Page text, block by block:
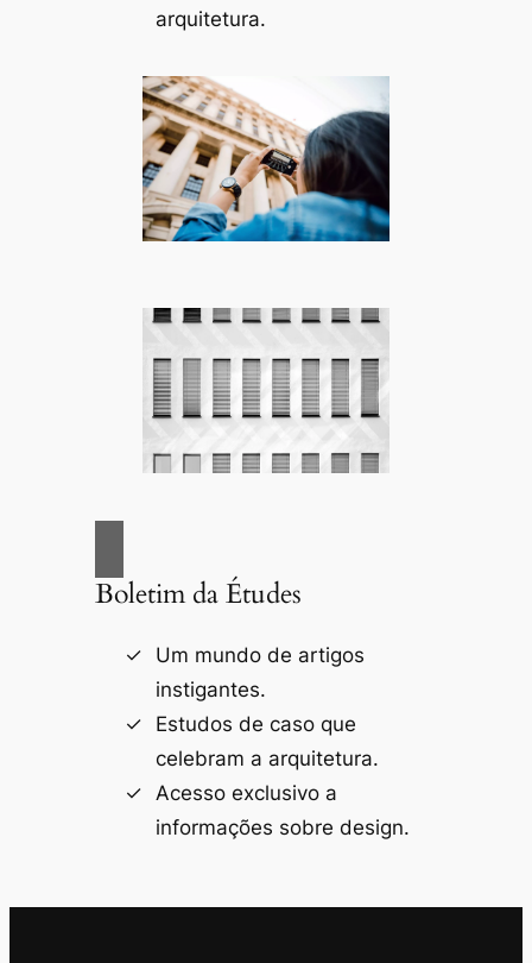
arquitetura.
Boletim da Études
Um mundo de artigos
instigantes.
Estudos de caso que
celebram a arquitetura.
Acesso exclusivo a
informações sobre design.